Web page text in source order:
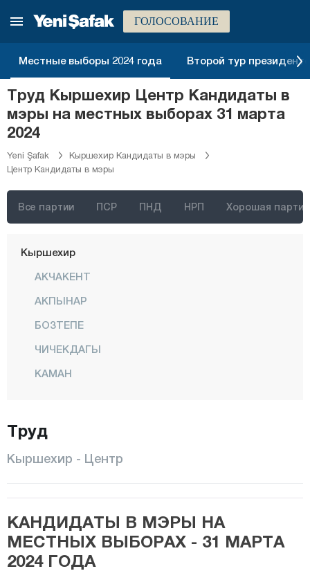
ГОЛОСОВАНИЕ
Местные выборы 2024 года Второй тур
Труд Кыршехир Центр Кандидаты в
мэры на местных выборах 31 марта
2024
Yeni Şafak
Кыршехир Кандидаты в мэры
Центр Кандидаты в мэры
Все партии ПСР ПНД НРП Хорошая партия
Кахраманмараш
Караман
Карс
Кастамону
Кайсери
Килис
Кыркларэли
Кыршехир
АКЧАКЕНТ
АКПЫНАР
БОЗТЕПЕ
ЧИЧЕКДАГЫ
КАМАН
Озбаг
Коджаэли
Конья
Труд
Кыршехир - Центр
КАНДИДАТЫ В МЭРЫ НА
МЕСТНЫХ ВЫБОРАХ - 31 МАРТА
2024 ГОДА